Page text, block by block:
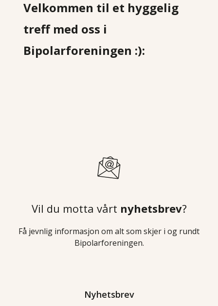
Velkommen til et hyggelig
treff med oss i
Bipolarforeningen :):
Vil du motta vårt nyhetsbrev?
Få jevnlig informasjon om alt som skjer i og rundt
Bipolarforeningen.
Nyhetsbrev